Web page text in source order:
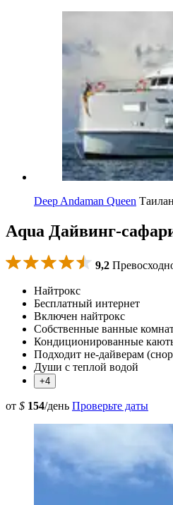
Deep Andaman Queen
Aqua Дайвинг-
9,2
Найтрокс
Бесплатный интернет
Включен найтрокс
Собственные ванные
Кондиционированные
Подходит не-дайверам
Души с теплой водой
+4
от $ 154/день Проверьте даты